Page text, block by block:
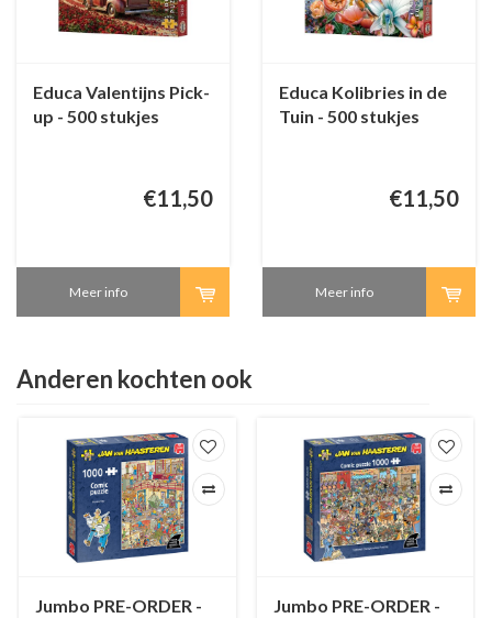
Educa Valentijns Pick-
up - 500 stukjes
€11,50
Meer info
Educa Kolibries in de
Tuin - 500 stukjes
€11,50
Meer info
Anderen kochten ook
Jumbo PRE-ORDER -
Jumbo PRE-ORDER -